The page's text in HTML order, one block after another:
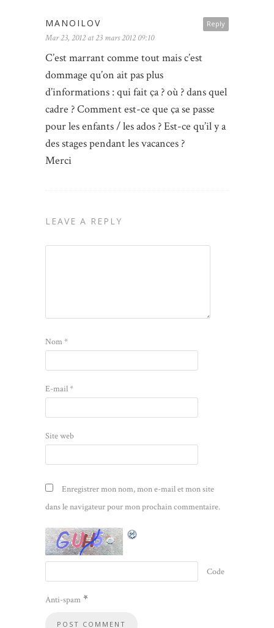
Reply
MANOILOV
Mar 23, 2012 at 23 mars 2012 09:10
C’est marrant comme tout mais c’est
dommage qu’on ait pas plus
d’informations : qui fait ça ? où ? dans quel
cadre ? Comment est-ce que ça se passe
pour les enfants / les ados ? Est-ce qu’il y a
des stages pendant les vacances ?
Merci
LEAVE A REPLY
Nom*
E-mail*
Site web
Enregistrer mon nom, mon e-mail et mon site
dans le navigateur pour mon prochain commentaire.
Code
Anti-spam *